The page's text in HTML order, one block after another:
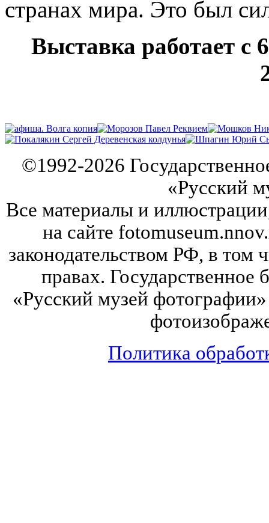
странах мира. Это был
Выставка работает с
©1992-2026
«Русский
Все материалы и
на сайте
законодательством РФ, в том
правах.
«Русский музей
Политика